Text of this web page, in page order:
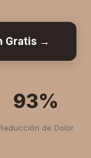
Gratis →
93%
Reducción de Dolor